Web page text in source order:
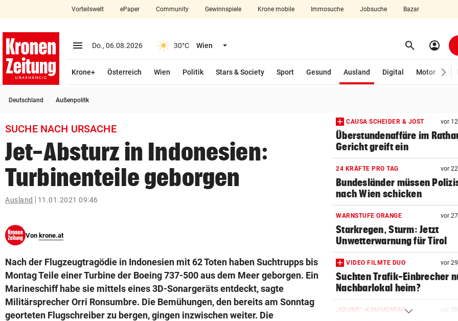
closeSchließen
account_circle Anmelden
arrow_right
Suchbegriff
eingeben
© Krone Multimedia GmbH & Co KG 2026
Vorteilswelt ePaper Community Gewinnspiele Krone mobile Immosuche Jobsuche Bazar
menu Menü aufklappen
Do., 06.08.2026 30°C Wien Menü aufklappen search Suchen
account_circle
Krone+ Österreich Wien Politik Stars & Society Sport Gesund Ausland
Digital
Motor
Deutschland Außenpolitk
SUCHE NACH URSACHE
Jet-Absturz in Indonesien:
Turbinenteile geborgen
Ausland 11.01.2021 09:46
Von krone.at
Nach der Flugzeugtragödie in Indonesien mit 62 Toten haben Suchtrupps bis
Montag Teile einer Turbine der Boeing 737-500 aus dem Meer geborgen. Ein
Marineschiff habe sie mittels eines 3D-Sonargeräts entdeckt, sagte
Militärsprecher Orri Ronsumbre. Die Bemühungen, den bereits am Sonntag
georteten Flugschreiber zu bergen, gingen inzwischen weiter. Die
CAUSA SCHEIDER & JOST vor
Überstundenaffäre im
Gericht greift ein
24 KRÄFTE PRO TAG vor
Bundesländer müssen
nach Wien schicken
WARNSTUFE ORANGE vor
Starkregen, Sturm: Jetzt
Unwetterwarnung für Tirol
VIDEO FILMTE DUO vor
Suchten Trafik-Einbrecher
Nachbarlokal heim?
„KRONE“-KOMMENTAR vor